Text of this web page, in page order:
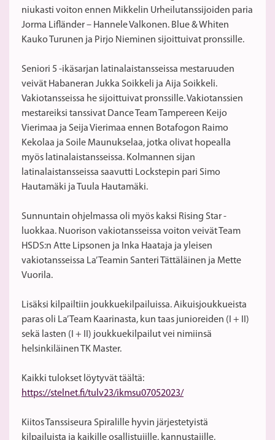
niukasti voiton ennen Mikkelin Urheilutanssijoiden paria
Jorma Lifländer – Hannele Valkonen. Blue & Whiten
Kauko Turunen ja Pirjo Nieminen sijoittuivat pronssille.
Seniori 5 -ikäsarjan latinalaistansseissa mestaruuden
veivät Habaneran Jukka Soikkeli ja Aija Soikkeli.
Vakiotansseissa he sijoittuivat pronssille. Vakiotanssien
mestareiksi tanssivat Dance Team Tampereen Keijo
Vierimaa ja Seija Vierimaa ennen Botafogon Raimo
Kekolaa ja Soile Maunukselaa, jotka olivat hopealla
myös latinalaistansseissa. Kolmannen sijan
latinalaistansseissa saavutti Lockstepin pari Simo
Hautamäki ja Tuula Hautamäki.
Sunnuntain ohjelmassa oli myös kaksi Rising Star -
luokkaa. Nuorison vakiotansseissa voiton veivät Team
HSDS:n Atte Lipsonen ja Inka Haataja ja yleisen
vakiotansseissa La’ Teamin Santeri Tättäläinen ja Mette
Vuorila.
Lisäksi kilpailtiin joukkuekilpailuissa. Aikuisjoukkueista
paras oli La’ Team Kaarinasta, kun taas junioreiden (I + II)
sekä lasten (I + II) joukkuekilpailut vei nimiinsä
helsinkiläinen TK Master.
Kaikki tulokset löytyvät täältä:
https://stelnet.fi/tulv23/ikmsu07052023/
Kiitos Tanssiseura Spiralille hyvin järjestetyistä
kilpailuista ja kaikille osallistujille, kannustajille,